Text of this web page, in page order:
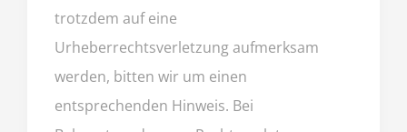
trotzdem auf eine
Urheberrechtsverletzung aufmerksam
werden, bitten wir um einen
entsprechenden Hinweis. Bei